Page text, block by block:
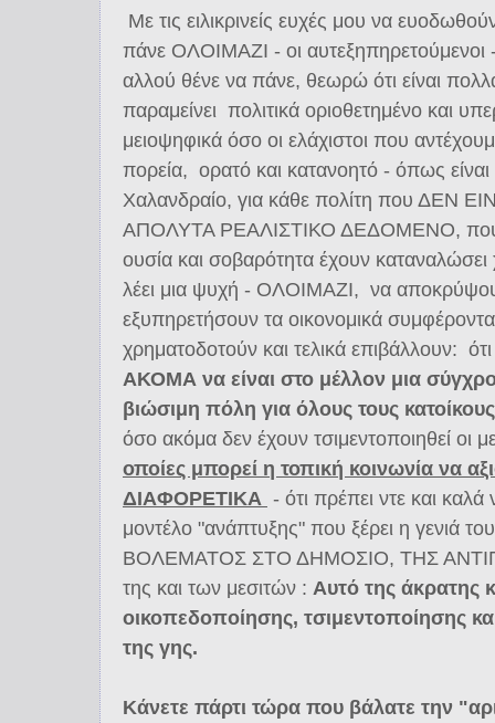
Με τις ειλικρινείς ευχές μου να
πάνε ΟΛΟΙΜΑΖΙ - οι αυτεξηπηρετούμενοι
αλλού θένε να πάνε, θεωρώ ότι είναι
παραμείνει πολιτικά οριοθετημένο και
μειοψηφικά όσο οι ελάχιστοι που
πορεία, ορατό και κατανοητό - όπως
Χαλανδραίο, για κάθε πολίτη που ΔΕΝ
ΑΠΟΛΥΤΑ ΡΕΑΛΙΣΤΙΚΟ ΔΕΔΟΜΕΝΟ, που
ουσία και σοβαρότητα έχουν
λέει μια ψυχή - ΟΛΟΙΜΑΖΙ, να
εξυπηρετήσουν τα οικονομικά
χρηματοδοτούν και τελικά επιβάλλουν:
ΑΚΟΜΑ να είναι στο μέλλον μια
βιώσιμη πόλη για όλους τους
όσο ακόμα δεν έχουν τσιμεντοποιηθεί οι
οποίες μπορεί η τοπική κοινωνία να
ΔΙΑΦΟΡΕΤΙΚΑ - ότι πρέπει ντε και
μοντέλο "ανάπτυξης" που ξέρει η γενιά
ΒΟΛΕΜΑΤΟΣ ΣΤΟ ΔΗΜΟΣΙΟ, ΤΗΣ
της και των μεσιτών : Αυτό της άκρατης
οικοπεδοποίησης,
της γης.
Κάνετε πάρτι τώρα που βάλατε την